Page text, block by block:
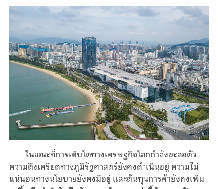
ในขณะที่การเติบโตทางเศรษฐกิจโลกกำลังชะลอตัว
ความตึงเครียดทางภูมิรัฐศาสตร์ยังคงดำเนินอยู่ ความไม่
แน่นอนทางนโยบายยังคงมีอยู่ และต้นทุนการค้ายังคงเพิ่ม